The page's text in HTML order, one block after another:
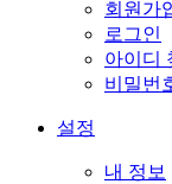
회원가
로그인
아이디
비밀번
설정
내 정보